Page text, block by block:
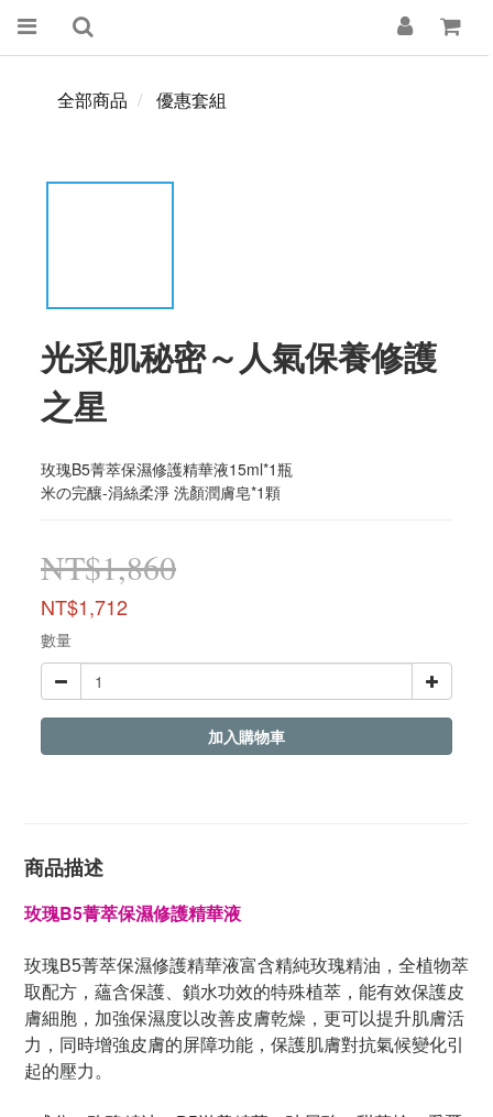
全部商品 優惠套組
光采肌秘密～人氣保養修護
之星
玫瑰B5菁萃保濕修護精華液15ml*1瓶
米の完釀-涓絲柔淨 洗顏潤膚皂*1顆
NT$1,860
NT$1,712
數量
加入購物車
商品描述
玫瑰B5菁萃保濕修護精華液
玫瑰B5菁萃保濕修護精華液富含精純玫瑰精油，全植物萃
取配方，蘊含保護、鎖水功效的特殊植萃， 能有效保護皮
膚細胞，加強保濕度以改善皮膚乾燥，更可以提升肌膚活
力， 同時增強皮膚的屏障功能，保護肌膚對抗氣候變化引
起的壓力。